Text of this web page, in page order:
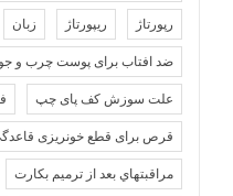
رپورتاژ ریپورتاژ زبان
ضد افتاب برای پوست چرب و
علت سوزش کف پای چپ
قرص برای قطع خونریزی
مراقبتهاي بعد از ترميم بكارت